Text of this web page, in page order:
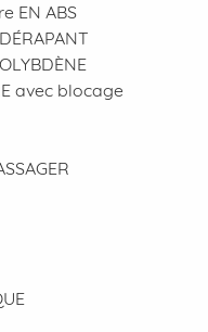
EN ABS
avec blocage